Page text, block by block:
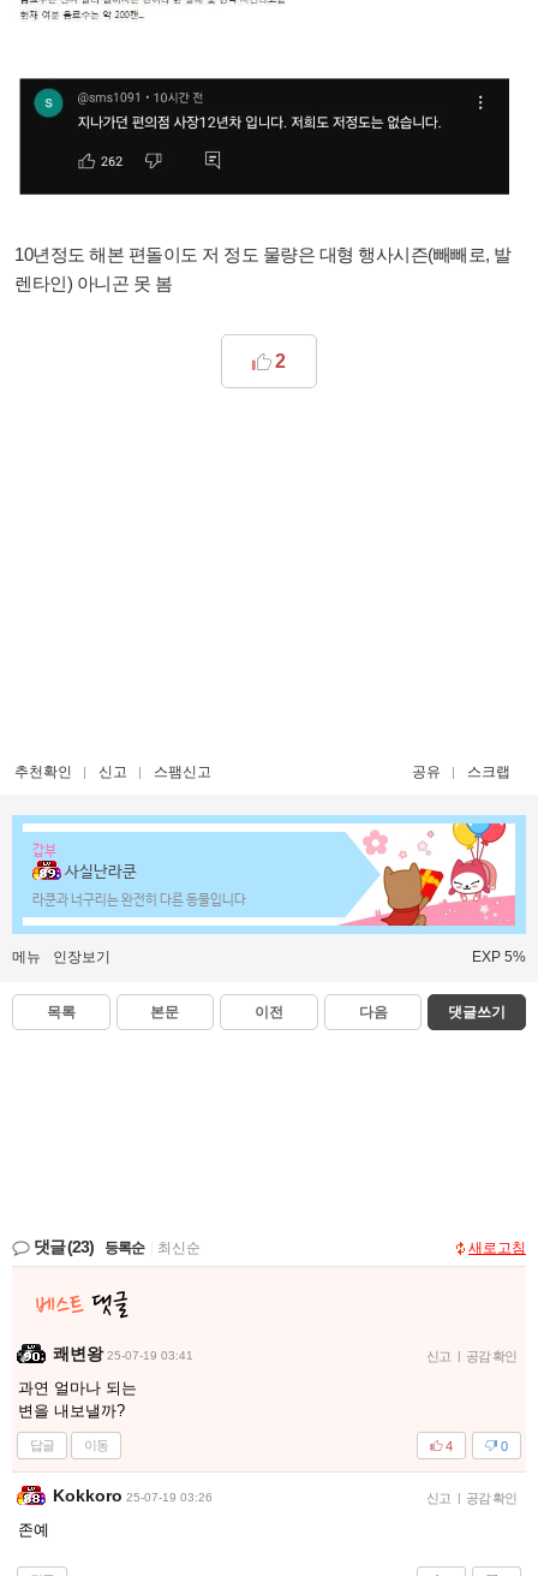
10년정도 해본 편돌이도 저 정도 물량은 대형 행사시즌(빼빼로, 발
렌타인) 아니곤 못 봄
2
추천확인 신고 스팸신고 공유 스크랩
갑부
사실난라쿤
라쿤과 너구리는 완전히 다른 동물입니다
메뉴 인장보기 EXP 5%
목록 본문 이전 다음 댓글쓰기
댓글(23) 등록순 최신순 새로고침
쾌변왕 25-07-19 03:41 신고 | 공감 확인
과연 얼마나 되는
변을 내보낼까?
답글 이동 0
4
Kokkoro 25-07-19 03:26 신고 | 공감 확인
존예